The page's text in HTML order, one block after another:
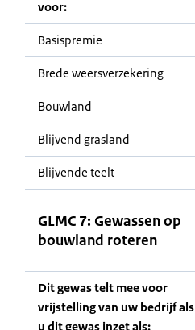
voor:
Basispremie
Brede weersverzekering
Bouwland
Blijvend grasland
Blijvende teelt
GLMC 7: Gewassen op
bouwland roteren
Dit gewas telt mee voor
vrijstelling van uw bedrijf als
u dit gewas inzet als: